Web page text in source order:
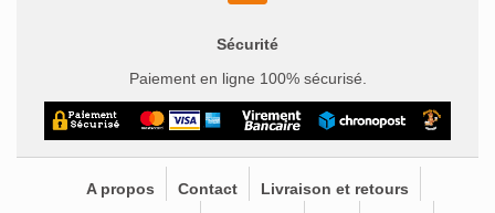
Sécurité
Paiement en ligne 100% sécurisé.
A propos Contact
Livraison et retours